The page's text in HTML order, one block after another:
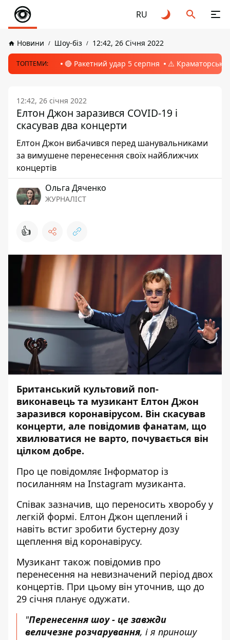
RU
Новини Шоу-біз 12:42, 26 Січня 2022
ТОПТЕМИ: 🔴 Ракетний удар 5 серпня ⚠️ Краматорськ,
12:42, 26 січня 2022
Елтон Джон заразився COVID-19 і
скасував два концерти
Елтон Джон вибачився перед шанувальниками
за вимушене перенесення своїх найближчих
концертів
Ольга Дяченко
ЖУРНАЛІСТ
👍
Британський культовий поп-
виконавець та музикант Елтон Джон
заразився коронавірусом. Він скасував
концерти, але повідомив фанатам, що
хвилюватися не варто, почувається він
цілком добре.
Про це повідомляє Інформатор із
посиланням на Instagram музиканта.
Співак зазначив, що переносить хворобу у
легкій формі. Елтон Джон щеплений і
навіть встиг зробити бустерну дозу
щеплення від коронавірусу.
Музикант також повідомив про
перенесення на невизначений період двох
концертів. При цьому він уточнив, що до
29 січня планує одужати.
"Перенесення шоу - це завжди
величезне розчарування, і я приношу